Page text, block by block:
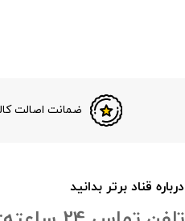
ضمانت اصالت
درباره قناد برتر بدانید